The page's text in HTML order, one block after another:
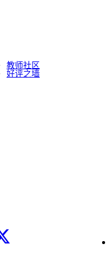
教师社区
好评之墙